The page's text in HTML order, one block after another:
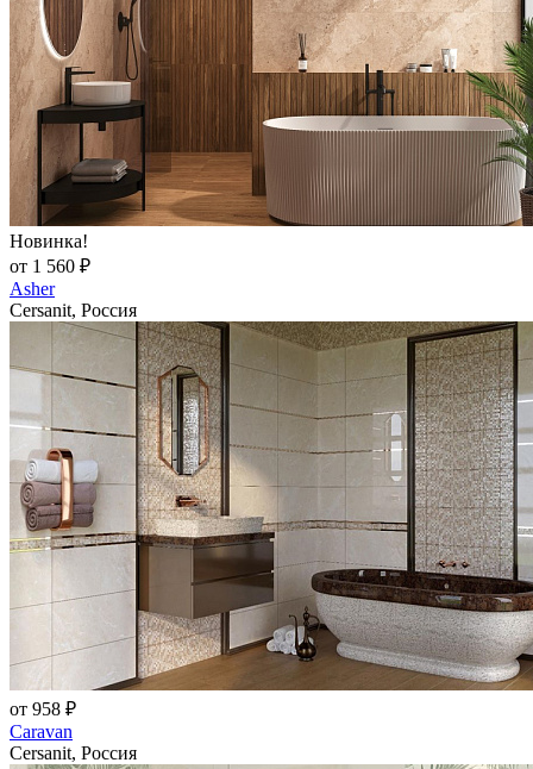
Новинка!
от 1 560 ₽
Asher
Cersanit, Россия
от 958 ₽
Caravan
Cersanit, Россия